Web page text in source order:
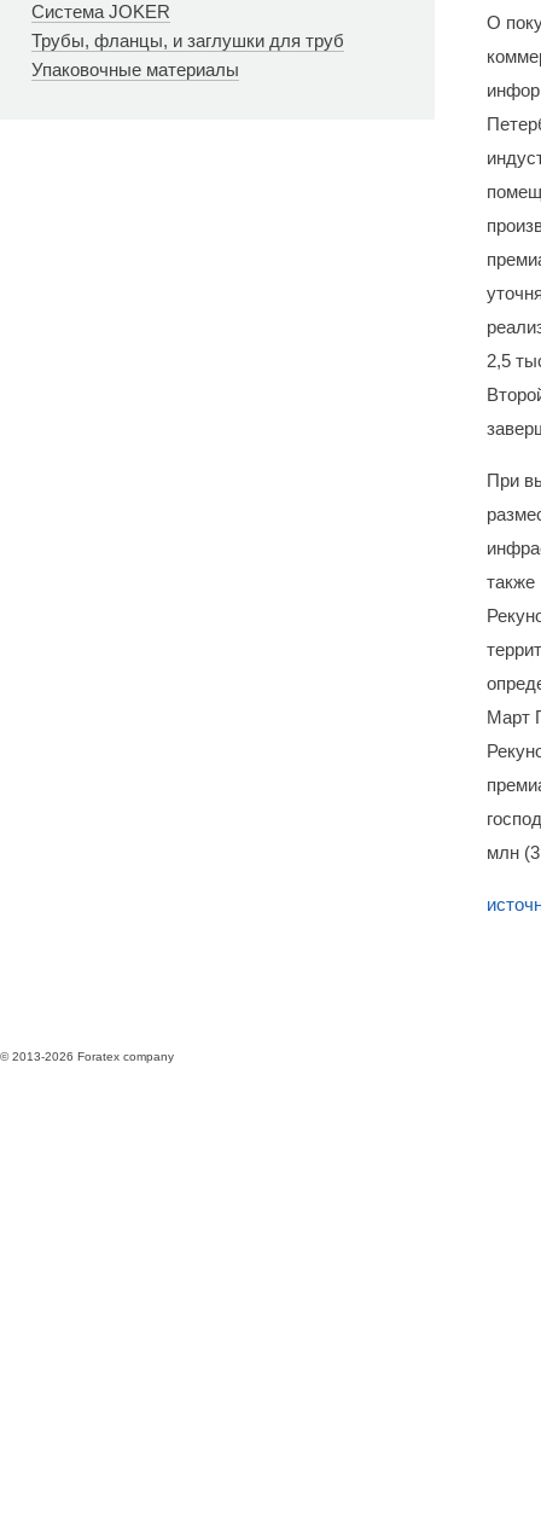
Система JOKER
Трубы, фланцы, и заглушки для труб
Упаковочные материалы
О
2,5
При
также
Март
млн
© 2013-2026 Foratex company